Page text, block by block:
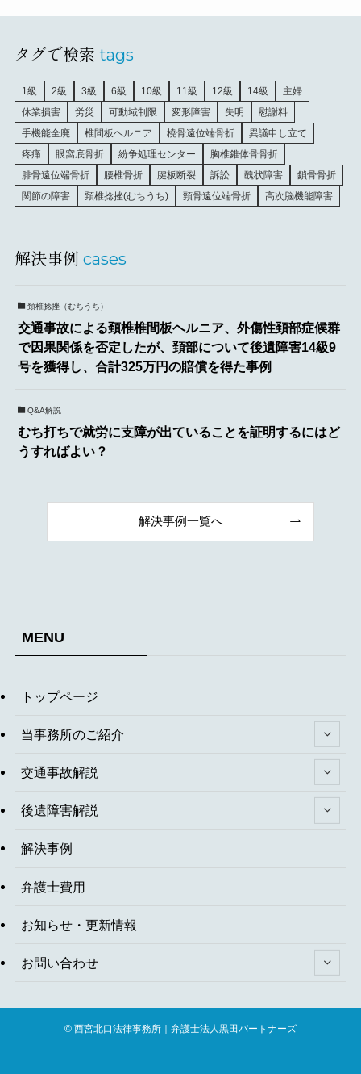
タグで検索 tags
1級 2級 3級 6級 10級 11級 12級 14級
主婦
休業損害
労災 可動域制限 変形障害 失明
慰謝料
手機能全廃
椎間板ヘルニア 橈骨遠位端骨折
異議申し立て
疼痛
眼窩底骨折 紛争処理センター
胸椎錐体骨骨折
腓骨遠位端骨折
腰椎骨折 腱板断裂 訴訟 醜状障害
鎖骨骨折
関節の障害
頚椎捻挫(むちうち) 頸骨遠位端骨折 高次脳機能障害
解決事例 cases
頚椎捻挫（むちうち）
交通事故による頚椎椎間板ヘルニア、外傷性頚部症候群
で因果関係を否定したが、頚部について後遺障害14級9
号を獲得し、合計325万円の賠償を得た事例
Q&A解説
むち打ちで就労に支障が出ていることを証明するにはど
うすればよい？
解決事例一覧へ
MENU
トップページ
当事務所のご紹介
交通事故解説
後遺障害解説
解決事例
弁護士費用
お知らせ・更新情報
お問い合わせ
© 西宮北口法律事務所｜弁護士法人黒田パートナーズ